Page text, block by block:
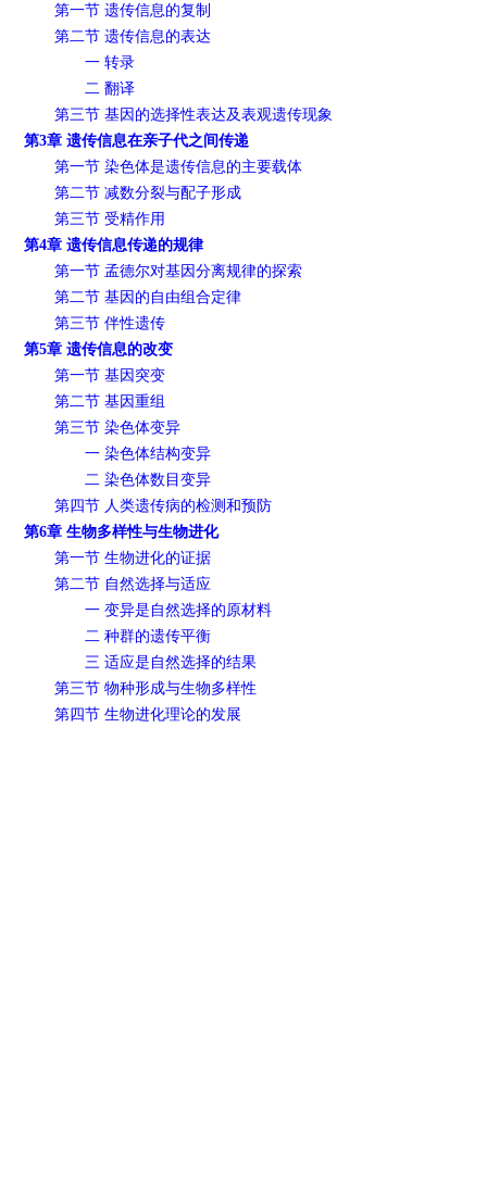
第一节 遗传信息的复制
第二节 遗传信息的表达
一 转录
二 翻译
第三节 基因的选择性表达及表观遗传现象
第3章 遗传信息在亲子代之间传递
第一节 染色体是遗传信息的主要载体
第二节 减数分裂与配子形成
第三节 受精作用
第4章 遗传信息传递的规律
第一节 孟德尔对基因分离规律的探索
第二节 基因的自由组合定律
第三节 伴性遗传
第5章 遗传信息的改变
第一节 基因突变
第二节 基因重组
第三节 染色体变异
一 染色体结构变异
二 染色体数目变异
第四节 人类遗传病的检测和预防
第6章 生物多样性与生物进化
第一节 生物进化的证据
第二节 自然选择与适应
一 变异是自然选择的原材料
二 种群的遗传平衡
三 适应是自然选择的结果
第三节 物种形成与生物多样性
第四节 生物进化理论的发展